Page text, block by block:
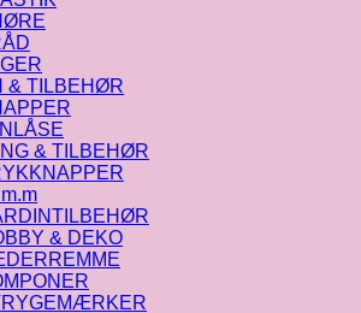
& TILBEHØR
& TILBEHØR
& DEKO